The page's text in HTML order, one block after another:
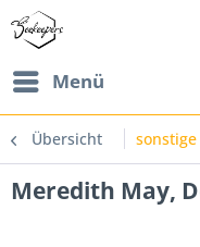
Menü
Übersicht
Meredith May,